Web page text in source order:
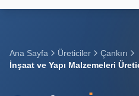
Giriş yapın
veya kayıt
Ana Sayfa Üreticiler
Çankırı
İnşaat ve Yapı Malzemeleri